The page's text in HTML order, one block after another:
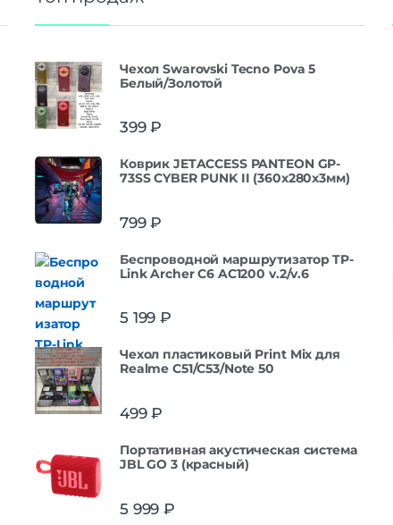
Чехол Swarovski Tecno Pova 5
Белый/Золотой
399₽
Коврик JETACCESS PANTEON GP-
73SS CYBER PUNK II (360x280x3мм)
799₽
Беспроводной маршрутизатор TP-
Link Archer C6 AC1200 v.2/v.6
5 199 ₽
Чехол пластиковый Print Mix для
Realme C51/C53/Note 50
499₽
Портативная акустическая система
JBL GO 3 (красный)
5 999 ₽